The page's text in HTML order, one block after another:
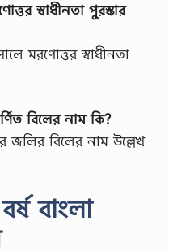
নংঃ
0
স্বাধীনতা পুরস্কার
মরণোত্তর স্বাধীনতা
বিলের নাম কি?
জলির বিলের নাম উল্লেখ
বাংলা